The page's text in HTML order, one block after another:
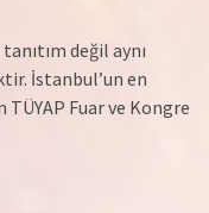
değil aynı
İstanbul’un en
Fuar ve Kongre